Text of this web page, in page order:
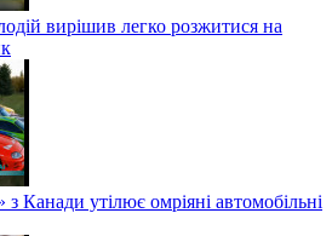
вирішив легко розжитися на
Канади утілює омріяні автомобільні